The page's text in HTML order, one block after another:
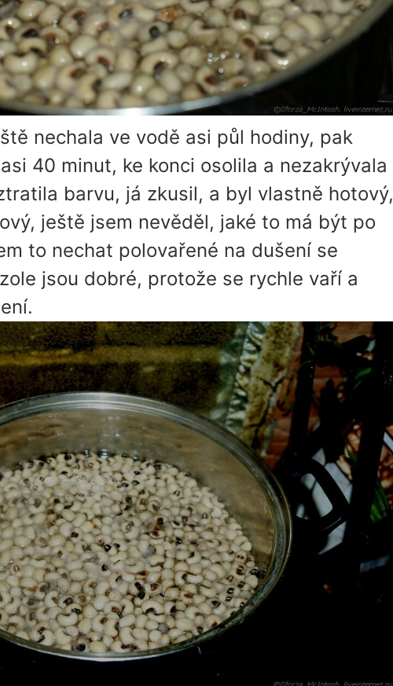
nechala ve vodě asi půl hodiny, pak
40 minut, ke konci osolila a nezakrývala
barvu, já zkusil, a byl vlastně hotový,
ještě jsem nevěděl, jaké to má být po
to nechat polovařené na dušení se
jsou dobré, protože se rychle vaří a